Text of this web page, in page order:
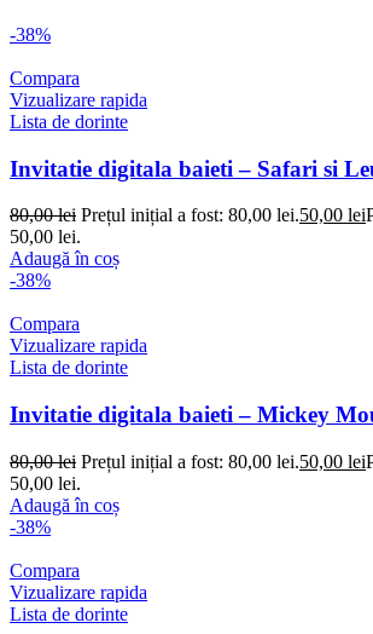
-38%
Compara
Vizualizare rapida
Lista de dorinte
Invitatie digitala baieti – Safari si
80,00lei Prețul inițial a fost: 80,00 lei.50,00 lei
50,00 lei.
Adaugă în coș
-38%
Compara
Vizualizare rapida
Lista de dorinte
Invitatie digitala baieti – Mickey
80,00lei Prețul inițial a fost: 80,00 lei.50,00 lei
50,00 lei.
Adaugă în coș
-38%
Compara
Vizualizare rapida
Lista de dorinte